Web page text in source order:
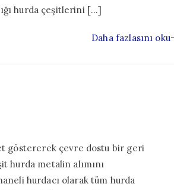
hurda çeşitlerini […]
Daha fazlasını oku
göstererek çevre dostu bir geri
hurda metalin alımını
hurdacı olarak tüm hurda